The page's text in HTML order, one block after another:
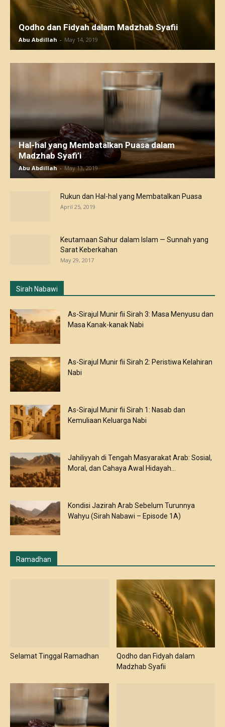
Qodho dan Fidyah dalam Madzhab Syafii
Abu Abdillah - May 14, 2019
Hal-hal yang Membatalkan Puasa dalam
Madzhab Syafi’i
Abu Abdillah - May 13, 2019
Rukun dan Hal-hal yang Membatalkan Puasa
April 25, 2019
Keutamaan Sahur dalam Islam — Sunnah yang
Sarat Keberkahan
May 29, 2017
Sirah Nabawi
As-Sirajul Munir fii Sirah 3: Masa Menyusu dan
Masa Kanak-kanak Nabi
As-Sirajul Munir fii Sirah 2: Peristiwa Kelahiran
Nabi
As-Sirajul Munir fii Sirah 1: Nasab dan
Kemuliaan Keluarga Nabi
Jahiliyyah di Tengah Masyarakat Arab: Sosial,
Moral, dan Cahaya Awal Hidayah...
Kondisi Jazirah Arab Sebelum Turunnya
Wahyu (Sirah Nabawi – Episode 1A)
Ramadhan
Selamat Tinggal Ramadhan
Qodho dan Fidyah dalam
Madzhab Syafii